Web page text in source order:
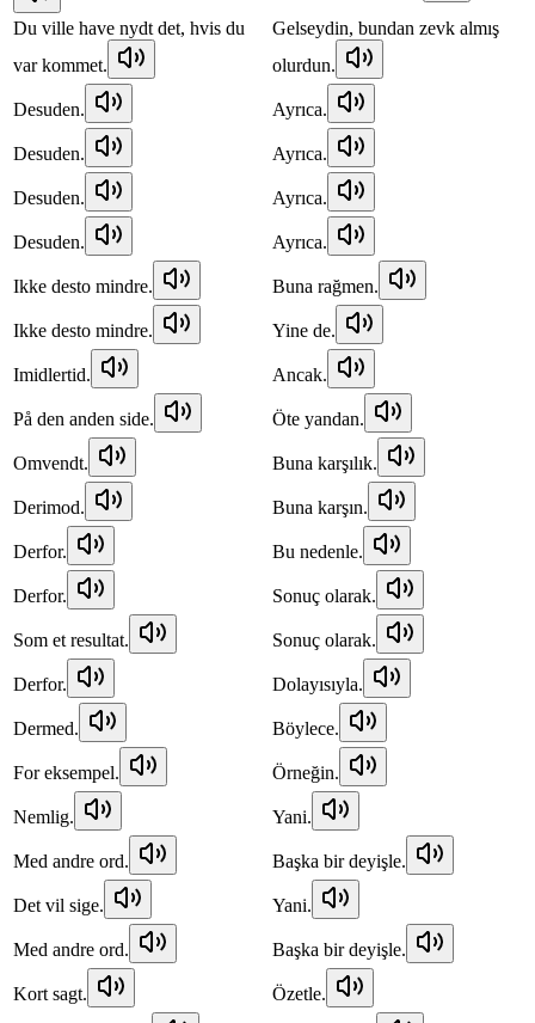
Du ville have nydt det, hvis du
var kommet.
Gelseydin, bundan zevk almış
olurdun.
Desuden. Ayrıca.
Desuden. Ayrıca.
Desuden. Ayrıca.
Desuden. Ayrıca.
Ikke desto mindre. Buna rağmen.
Ikke desto mindre. Yine de.
Imidlertid. Ancak.
På den anden side. Öte yandan.
Omvendt. Buna karşılık.
Derimod. Buna karşın.
Derfor. Bu nedenle.
Derfor. Sonuç olarak.
Som et resultat. Sonuç olarak.
Derfor. Dolayısıyla.
Dermed. Böylece.
For eksempel. Örneğin.
Nemlig. Yani.
Med andre ord. Başka bir deyişle.
Det vil sige. Yani.
Med andre ord. Başka bir deyişle.
Kort sagt. Özetle.